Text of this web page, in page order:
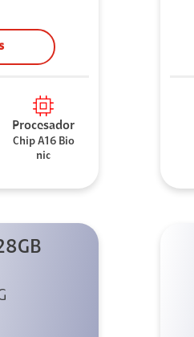
Procesador
Chip A16 Bio
nic